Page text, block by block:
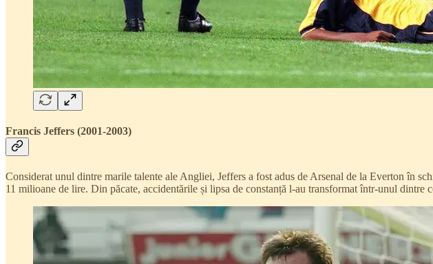
Francis Jeffers (2001-2003)
Considerat unul dintre marile talente ale Angliei, Jeffers a fost adus de Arsenal de la Everton în
11 milioane de lire. Din păcate, accidentările și lipsa de constanță l-au transformat într-unul dintre